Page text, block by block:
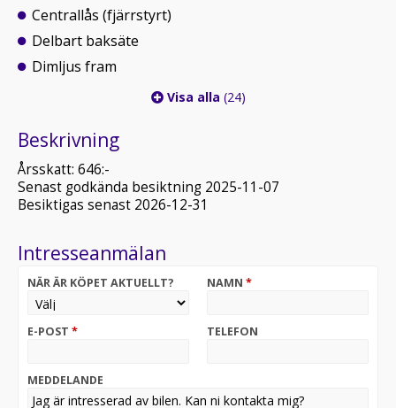
Centrallås (fjärrstyrt)
Delbart baksäte
Dimljus fram
Visa alla (24)
Beskrivning
Årsskatt: 646:-
Senast godkända besiktning 2025-11-07
Besiktigas senast 2026-12-31
Intresseanmälan
NÄR ÄR KÖPET AKTUELLT? NAMN *
E-POST * TELEFON
MEDDELANDE